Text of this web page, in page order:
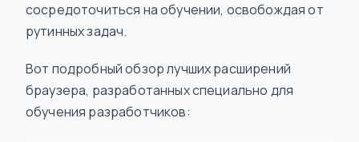
сосредоточиться на обучении, освобождая от
рутинных задач.
Вот подробный обзор лучших расширений
браузера, разработанных специально для
обучения разработчиков: